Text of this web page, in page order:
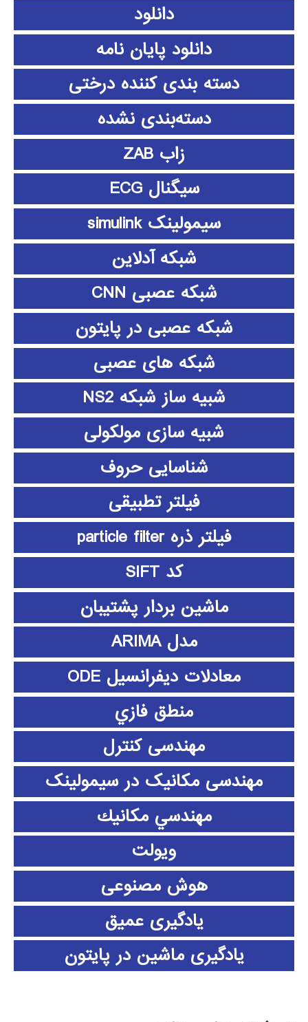
دانلود
دانلود پايان نامه
دسته بندی کننده درختی
دسته‌بندی نشده
زاب ZAB
سیگنال ECG
سیمولینک simulink
شبکه آدلاین
شبکه عصبی CNN
شبکه عصبی در پایتون
شبکه های عصبی
شبیه ساز شبکه NS2
شبیه سازی مولکولی
شناسایی حروف
فیلتر تطبیقی
فیلتر ذره particle filter
کد SIFT
ماشین بردار پشتیبان
مدل ARIMA
معادلات دیفرانسیل ODE
منطق فازي
مهندسی کنترل
مهندسی مکانیک در سیمولینک
مهندسي مكانيك
ویولت
هوش مصنوعی
یادگیری عمیق
یادگیری ماشین در پایتون